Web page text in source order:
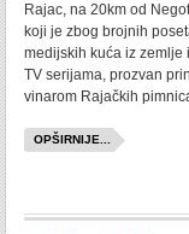
Rajac, na 20km od
koji je zbog brojnih
medijskih kuća iz zemlje
TV serijama, prozvan
vinarom Rajačkih
OPŠIRNIJE...